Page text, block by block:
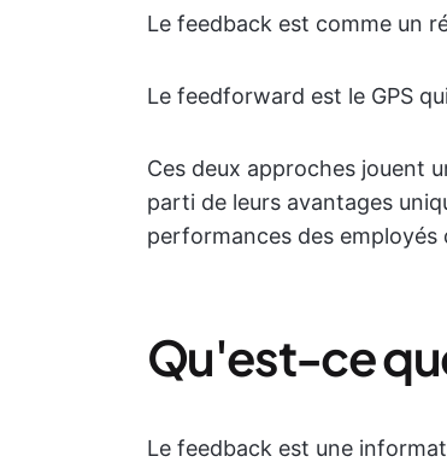
Le feedback est comme un
Le feedforward est le GPS
Ces deux approches jouent
parti de leurs avantages
performances des
Qu'est-ce
Le feedback est une